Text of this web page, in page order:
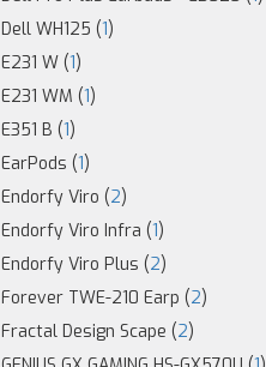
Dell WH125 (1)
E231 W (1)
E231 WM (1)
E351 B (1)
EarPods (1)
Endorfy Viro (2)
Endorfy Viro Infra (1)
Endorfy Viro Plus (2)
Forever TWE-210 Earp (2)
Fractal Design Scape (2)